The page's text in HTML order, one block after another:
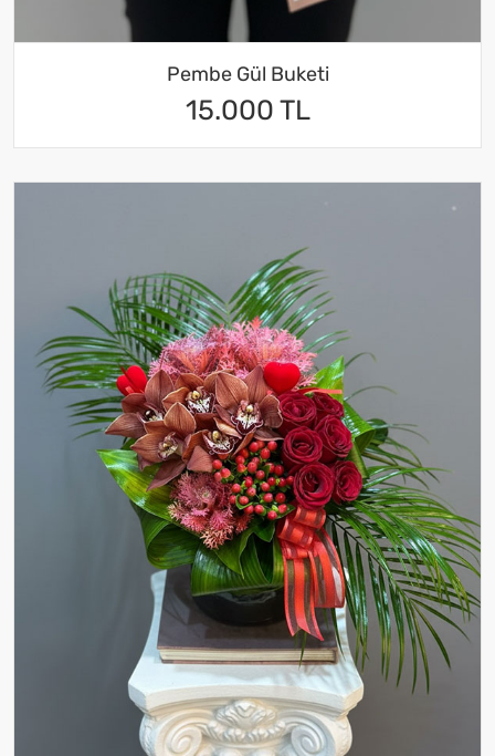
Pembe Gül Buketi
15.000 TL